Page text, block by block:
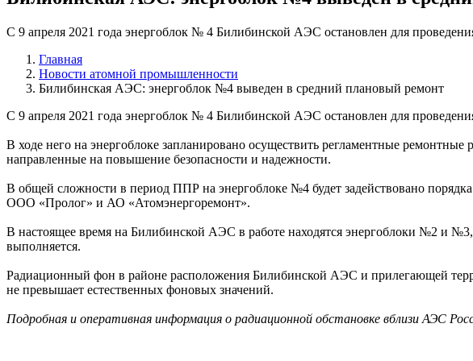
С 9 апреля 2021 года энергоблок № 4 Билибинской АЭС остановлен для
Главная
Новости атомной промышленности
Билибинская АЭС: энергоблок №4 выведен в средний плановый ремонт
С 9 апреля 2021 года энергоблок № 4 Билибинской АЭС остановлен для
В ходе него на энергоблоке запланировано осуществить регламентные
направленные на повышение безопасности и надежности.
В общей сложности в период ППР на энергоблоке №4 будет задействовано
ООО «Пролог» и АО «Атомэнергоремонт».
В настоящее время на Билибинской АЭС в работе находятся энергоблоки №2 и
выполняется.
Радиационный фон в районе расположения Билибинской АЭС и прилегающей
не превышает естественных фоновых значений.
Подробная и оперативная информация о радиационной обстановке вблизи АЭС